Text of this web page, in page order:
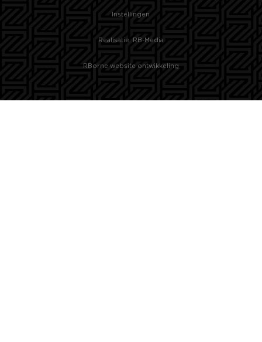
Instellingen
Realisatie: RB-Media
RBorne website ontwikkeling